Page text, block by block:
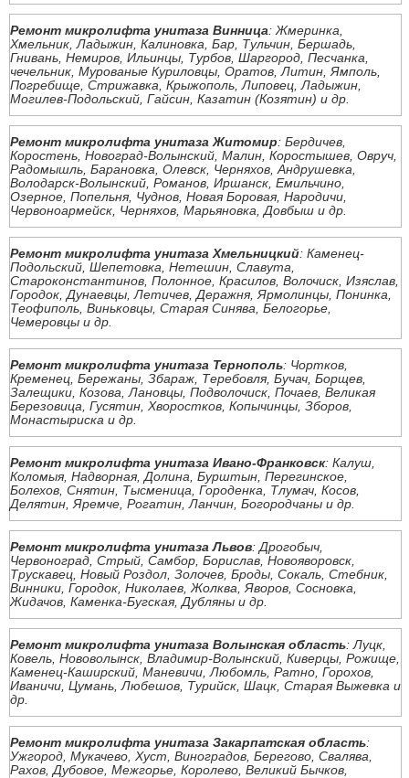
Ремонт микролифта унитаза Винница: Жмеринка,
Хмельник, Ладыжин, Калиновка, Бар, Тульчин, Бершадь,
Гнивань, Немиров, Ильинцы, Турбов, Шаргород, Песчанка,
чечельник, Мурованые Куриловцы, Оратов, Литин, Ямполь,
Погребище, Стрижавка, Крыжополь, Липовец, Ладыжин,
Могилев-Подольский, Гайсин, Казатин (Козятин) и др.
Ремонт микролифта унитаза Житомир: Бердичев,
Коростень, Новоград-Волынский, Малин, Коростышев, Овруч,
Радомышль, Барановка, Олевск, Черняхов, Андрушевка,
Володарск-Волынский, Романов, Иршанск, Емильчино,
Озерное, Попельня, Чуднов, Новая Боровая, Народичи,
Червоноармейск, Черняхов, Марьяновка, Довбыш и др.
Ремонт микролифта унитаза Хмельницкий: Каменец-
Подольский, Шепетовка, Нетешин, Славута,
Староконстантинов, Полонное, Красилов, Волочиск, Изяслав,
Городок, Дунаевцы, Летичев, Деражня, Ярмолинцы, Понинка,
Теофиполь, Виньковцы, Старая Синява, Белогорье,
Чемеровцы и др.
Ремонт микролифта унитаза Тернополь: Чортков,
Кременец, Бережаны, Збараж, Теребовля, Бучач, Борщев,
Залещики, Козова, Лановцы, Подволочиск, Почаев, Великая
Березовица, Гусятин, Хворостков, Копычинцы, Зборов,
Монастыриска и др.
Ремонт микролифта унитаза Ивано-Франковск: Калуш,
Коломыя, Надворная, Долина, Бурштын, Перегинское,
Болехов, Снятин, Тысменица, Городенка, Тлумач, Косов,
Делятин, Яремче, Рогатин, Ланчин, Богородчаны и др.
Ремонт микролифта унитаза Львов: Дрогобыч,
Червоноград, Стрый, Самбор, Борислав, Новояворовск,
Трускавец, Новый Роздол, Золочев, Броды, Сокаль, Стебник,
Винники, Городок, Николаев, Жолква, Яворов, Сосновка,
Жидачов, Каменка-Бугская, Дубляны и др.
Ремонт микролифта унитаза Волынская область: Луцк,
Ковель, Нововолынск, Владимир-Волынский, Киверцы, Рожище,
Каменец-Каширский, Маневичи, Любомль, Ратно, Горохов,
Иваничи, Цумань, Любешов, Турийск, Шацк, Старая Выжевка и
др.
Ремонт микролифта унитаза Закарпатская область:
Ужгород, Мукачево, Хуст, Виноградов, Берегово, Свалява,
Рахов, Дубовое, Межгорье, Королево, Великий Бычков,